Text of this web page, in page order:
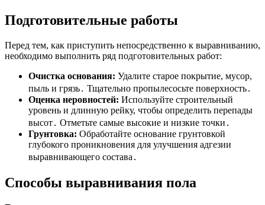
Подготовительные работы
Перед тем, как приступить непосредственно к выравниванию,
необходимо выполнить ряд подготовительных работ:
Очистка основания: Удалите старое покрытие, мусор,
пыль и грязь․ Тщательно пропылесосьте поверхность․
Оценка неровностей: Используйте строительный
уровень и длинную рейку, чтобы определить перепады
высот․ Отметьте самые высокие и низкие точки․
Грунтовка: Обработайте основание грунтовкой
глубокого проникновения для улучшения адгезии
выравнивающего состава․
Способы выравнивания пола